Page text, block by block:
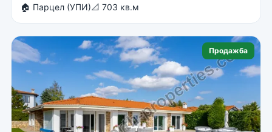
🏠 Парцел (УПИ)📐 703 кв.м
Продажба